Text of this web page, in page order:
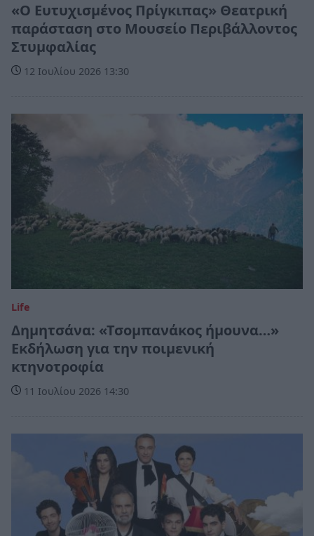
«Ο Ευτυχισμένος Πρίγκιπας» Θεατρική
παράσταση στο Μουσείο Περιβάλλοντος
Στυμφαλίας
12 Ιουλίου 2026 13:30
Life
Δημητσάνα: «Τσομπανάκος ήμουνα…»
Εκδήλωση για την ποιμενική
κτηνοτροφία
11 Ιουλίου 2026 14:30